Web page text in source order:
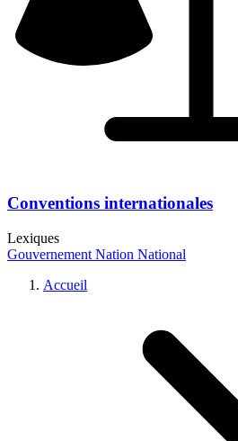
Conventions internationales
Lexiques
Gouvernement Nation National
Accueil